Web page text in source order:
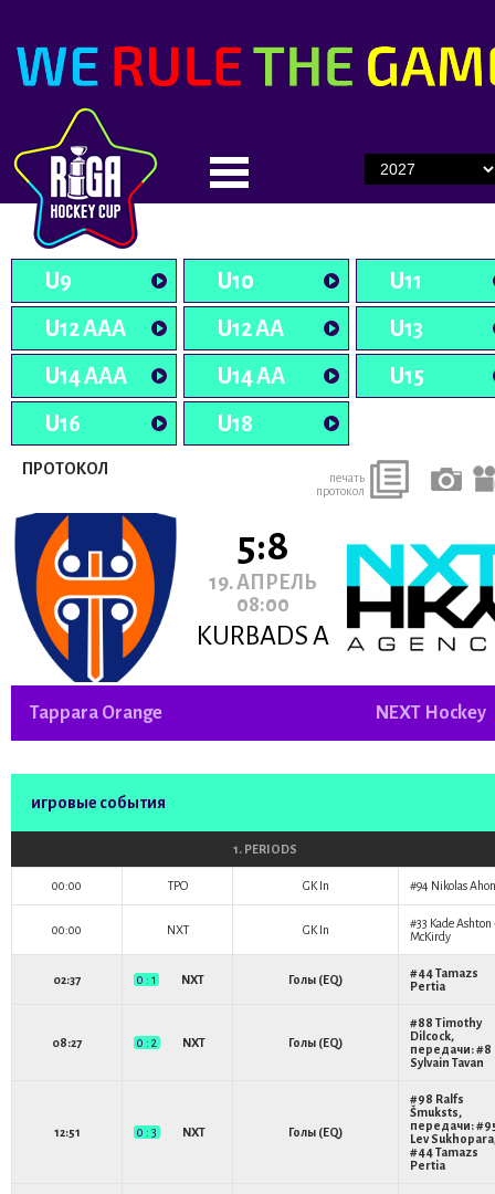
U9 U10
U11
U12 AAA
U12 AA
U13
U14 AAA
U14 AA
U15
U16
U18
ПРОТОКОЛ
печать
протокол
5:8
19. АПРЕЛЬ
08:00
KURBADS A
Tappara Orange NEXT Hockey
игровые события
1. PERIODS
00:00 TPO GK In #94 Nikolas
00:00 NXT GK In #33 Kade Ashton
McKirdy
02:37 0 : 1 NXT Голы (EQ) #44Tamazs
Pertia
08:27 0 : 2 NXT Голы (EQ)
#88 Timothy
Dilcock,
передачи: #8
Sylvain Tavan
12:51 0 : 3 NXT Голы (EQ)
#98 Ralfs
Šmuksts,
передачи:
Lev Sukhopara
#44Tamazs
Pertia